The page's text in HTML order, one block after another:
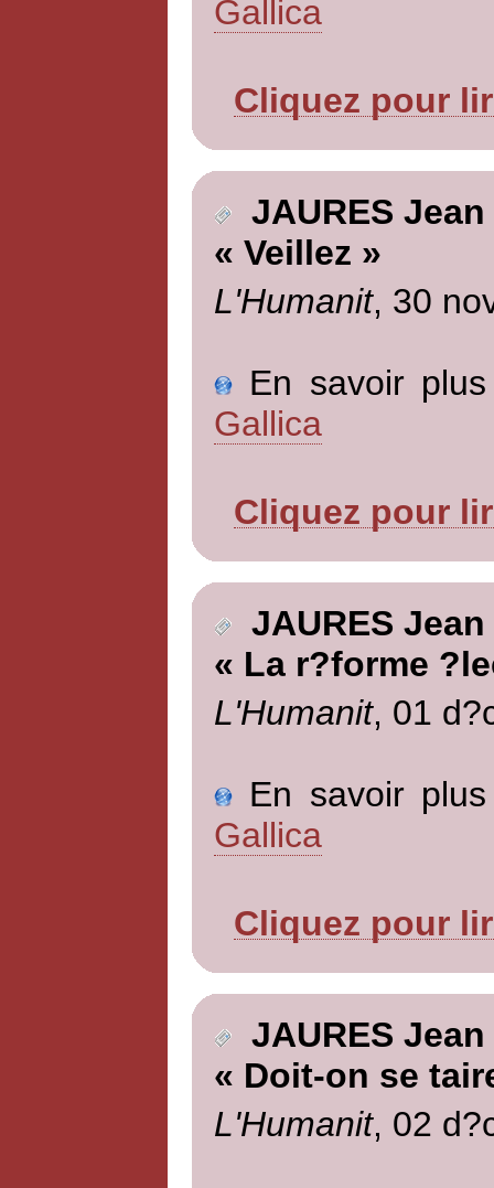
Gallica
Cliquez pour
JAURES Jean
« Veillez »
L'Humanit, 30
En savoir
Gallica
Cliquez pour
JAURES Jean
« La r?forme
L'Humanit, 01
En savoir
Gallica
Cliquez pour
JAURES Jean
« Doit-on se
L'Humanit, 02